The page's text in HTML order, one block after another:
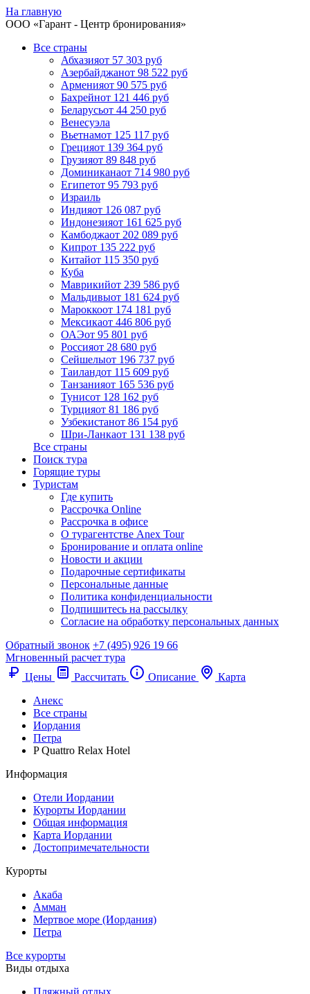
На главную
ООО «Гарант - Центр бронирования»
Все страны
Абхазияот 57 303 руб
Азербайджанот 98 522 руб
Арменияот 90 575 руб
Бахрейнот 121 446 руб
Беларусьот 44 250 руб
Венесуэла
Вьетнамот 125 117 руб
Грецияот 139 364 руб
Грузияот 89 848 руб
Доминиканаот 714 980 руб
Египетот 95 793 руб
Израиль
Индияот 126 087 руб
Индонезияот 161 625 руб
Камбоджаот 202 089 руб
Кипрот 135 222 руб
Китайот 115 350 руб
Куба
Маврикийот 239 586 руб
Мальдивыот 181 624 руб
Мароккоот 174 181 руб
Мексикаот 446 806 руб
ОАЭот 95 801 руб
Россияот 28 680 руб
Сейшелыот 196 737 руб
Таиландот 115 609 руб
Танзанияот 165 536 руб
Тунисот 128 162 руб
Турцияот 81 186 руб
Узбекистанот 86 154 руб
Шри-Ланкаот 131 138 руб
Все страны
Поиск тура
Горящие туры
Туристам
Где купить
Рассрочка Online
Рассрочка в офисе
О турагентстве Anex Tour
Бронирование и оплата online
Новости и акции
Подарочные сертификаты
Персональные данные
Политика конфиденциальности
Подпишитесь на рассылку
Согласие на обработку персональных данных
Обратный звонок +7 (495) 926 19 66
Мгновенный расчет тура
Цены
Рассчитать Описание
Карта
Анекс
Все страны
Иордания
Петра
P Quattro Relax Hotel
Информация
Отели Иордании
Курорты Иордании
Общая информация
Карта Иордании
Достопримечательности
Курорты
Акаба
Амман
Мертвое море (Иордания)
Петра
Все курорты
Виды отдыха
Пляжный отдых